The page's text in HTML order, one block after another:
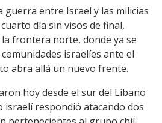
guerra entre Israel y las milicias
día sin visos de final,
frontera norte, donde ya se
israelíes ante el
abra allá un nuevo frente.
hoy desde el sur del Líbano
israelí respondió atacando dos